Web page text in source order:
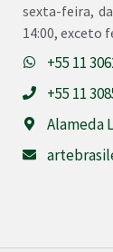
sexta-feira,
14:00, exceto
+55 11
+55 11
Alameda